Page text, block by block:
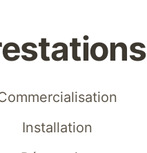
Installation